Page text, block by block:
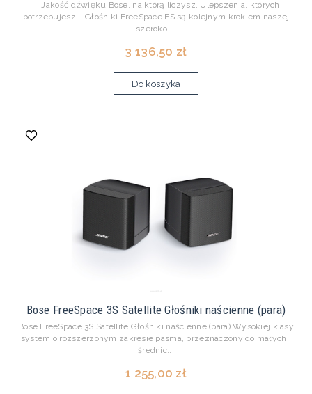
Jakość dźwięku Bose, na którą liczysz. Ulepszenia, których
potrzebujesz. Głośniki FreeSpace FS są kolejnym krokiem naszej
szeroko ...
3 136,50 zł
Do koszyka
Bose FreeSpace 3S Satellite Głośniki naścienne (para)
Bose FreeSpace 3S Satellite Głośniki naścienne (para) Wysokiej klasy
system o rozszerzonym zakresie pasma, przeznaczony do małych i
średnic...
1 255,00 zł